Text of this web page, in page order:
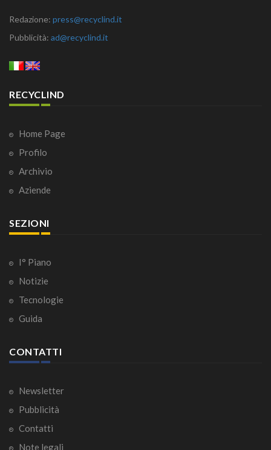
Redazione: press@recyclind.it
Pubblicità: ad@recyclind.it
RECYCLIND
Home Page
Profilo
Archivio
Aziende
SEZIONI
I° Piano
Notizie
Tecnologie
Guida
CONTATTI
Newsletter
Pubblicità
Contatti
Note legali